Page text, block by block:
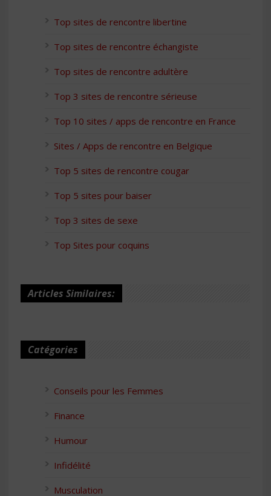
Top sites de rencontre libertine
Top sites de rencontre échangiste
Top sites de rencontre adultère
Top 3 sites de rencontre sérieuse
Top 10 sites / apps de rencontre en France
Sites / Apps de rencontre en Belgique
Top 5 sites de rencontre cougar
Top 5 sites pour baiser
Top 3 sites de sexe
Top Sites pour coquins
Articles Similaires:
Catégories
Conseils pour les Femmes
Finance
Humour
Infidélité
Musculation